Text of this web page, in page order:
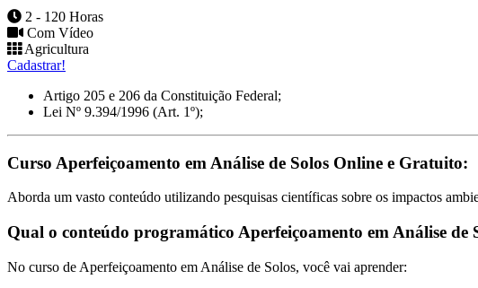
2 - 120 Horas
Com Vídeo
Agricultura
Cadastrar!
Artigo 205 e 206 da Constituição Federal;
Lei Nº 9.394/1996 (Art. 1º);
Curso Aperfeiçoamento em Análise de Solos Online e Gratuito:
Aborda um vasto conteúdo utilizando pesquisas científicas sobre os impactos
Qual o conteúdo programático Aperfeiçoamento em Análise de
No curso de Aperfeiçoamento em Análise de Solos, você vai aprender: